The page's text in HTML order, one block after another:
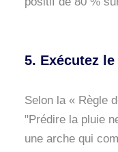
5. Exécutez
Selon la « Règle
"Prédire la pluie
une arche qui